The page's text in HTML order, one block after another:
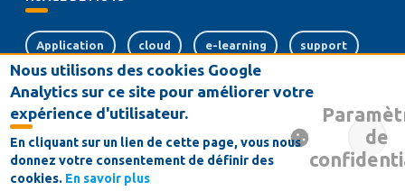
Application cloud e-learning support
web sécurité crm
MENU
Conditions générales de vente
de
Nous utilisons des cookies Google
Analytics sur ce site pour améliorer votre
expérience d'utilisateur.
En cliquant sur un lien de cette page, vous nous
donnez votre consentement de définir des
cookies. En savoir plus